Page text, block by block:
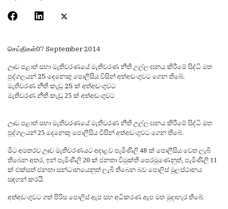
செய்திகள்07 September 2014
ඌව පළාත් සභා මැතිවරණයේ මැතිවරණ නීති උල්ලංඝනය කිරීමේ සිද්ධි මත
පුද්ගලයන් 25 දෙනෙකු පොලීසිය විසින් අත්අඩංගුවට ගෙන තිබේ.
මැතිවරණ නීති කැඩූ 25 ක් අත්අඩංගුවට
මැතිවරණ නීති කැඩූ 25 ක් අත්අඩංගුවට
ඌව පළාත් සභා මැතිවරණයේ මැතිවරණ නීති උල්ලංඝනය කිරීමේ සිද්ධි මත
පුද්ගලයන් 25 දෙනෙකු පොලීසිය විසින් අත්අඩංගුවට ගෙන තිබේ.
මීට අමතරව ඌව මැතිවරණයට අදාළව පැමිණිලි 48 ක් පොලීසිය වෙත ලැබී
තිබෙන අතර, ඉන් පැමිණිලි 20 ක් ජනතා විමුක්ති පෙරමුණෙනුත්, පැමිණිලි 11
ක් එක්සත් ජනතා සන්ධානයෙනුත් ලැබී තිබෙන බව පොලිස් මූලස්ථානය
සඳහන් කරයි.
අත්අඩංගුවට ගත් පිරිස පොලිස් ඇප සහ අධිකරණ ඇප මත මුදාහැර තිබේ.